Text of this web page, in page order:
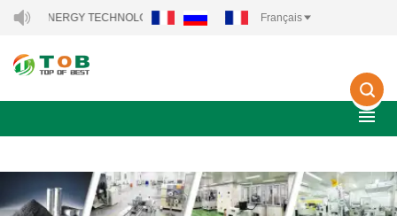
TECHNOLOGY CO., LTD.. Français